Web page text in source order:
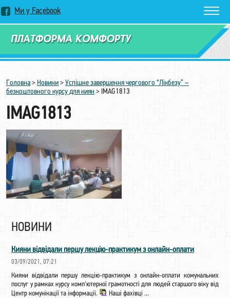
Ми у Facebook
Замовити дзвінок
Головна > Новини >Успішне завершення чергового “Лікбезу” –
безкоштовного курсу для киян > IMAG1813
IMAG1813
НОВИНИ
Кияни відвідали першу лекцію-практикум з онлайн-оплати
03/09/2021, 07:21
Кияни відвідали першу лекцію-практикум з онлайн-оплати комунальних
послуг у рамках курсу комп'ютерної грамотності для людей старшого віку від
Центр комунікації та інформації.
Наші фахівці ...